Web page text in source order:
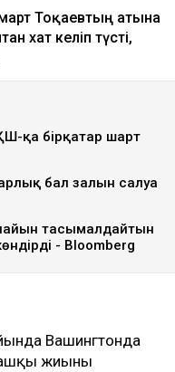
Тоқаевтың атына
хат келіп түсті,
қа бірқатар шарт
бал залын салуға
тасымалдайтын
- Bloomberg
Вашингтонда
жиыны